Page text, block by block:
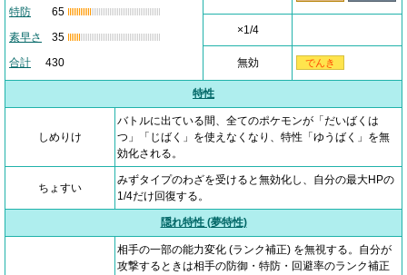
特防
65
素早さ
35
合計
430
×1/4
無効 でんき
特性
しめりけ
バトルに出ている間、全てのポケモンが「だいばくは
つ」「じばく」を使えなくなり、特性「ゆうばく」を無
効化される。
ちょすい
みずタイプのわざを受けると無効化し、自分の最大HPの
1/4だけ回復する。
隠れ特性 (夢特性)
相手の一部の能力変化 (ランク補正) を無視する。自分が
攻撃するときは相手の防御・特防・回避率のランク補正